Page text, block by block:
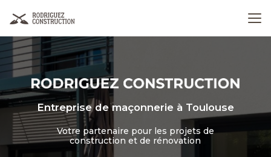
principal
Entreprise de maçonnerie à Toulouse
Votre partenaire pour les projets de
construction et de rénovation